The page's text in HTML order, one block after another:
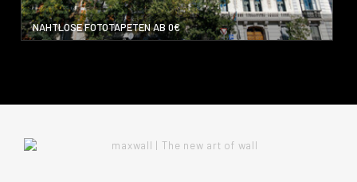
NAHTLOSE FOTOTAPETEN AB 0€